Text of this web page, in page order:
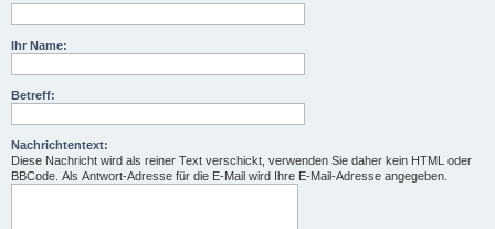
Ihr Name:
Betreff:
Nachrichtentext:
Diese Nachricht wird als reiner Text verschickt, verwenden Sie daher kein HTML oder
BBCode. Als Antwort-Adresse für die E-Mail wird Ihre E-Mail-Adresse angegeben.